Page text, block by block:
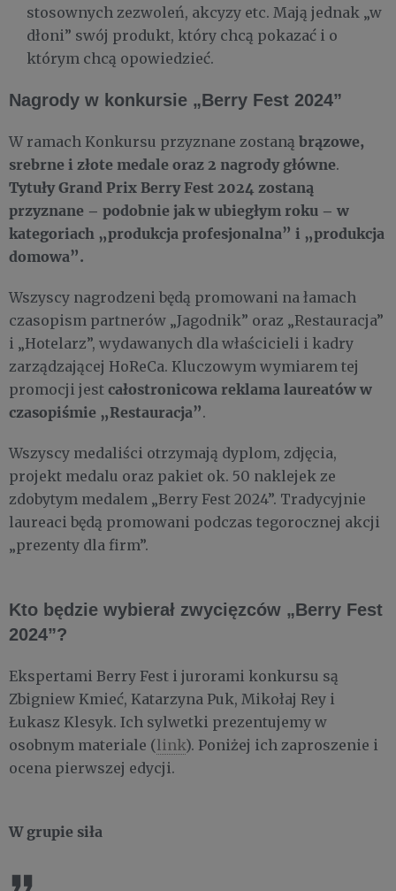
stosownych zezwoleń, akcyzy etc. Mają jednak „w
dłoni” swój produkt, który chcą pokazać i o
którym chcą opowiedzieć.
Nagrody w konkursie „Berry Fest 2024”
W ramach Konkursu przyznane zostaną brązowe,
srebrne i złote medale oraz 2 nagrody główne.
Tytuły Grand Prix Berry Fest 2024 zostaną
przyznane – podobnie jak w ubiegłym roku – w
kategoriach „produkcja profesjonalna” i „produkcja
domowa”.
Wszyscy nagrodzeni będą promowani na łamach
czasopism partnerów „Jagodnik” oraz „Restauracja”
i „Hotelarz”, wydawanych dla właścicieli i kadry
zarządzającej HoReCa. Kluczowym wymiarem tej
promocji jest całostronicowa reklama laureatów w
czasopiśmie „Restauracja”.
Wszyscy medaliści otrzymają dyplom, zdjęcia,
projekt medalu oraz pakiet ok. 50 naklejek ze
zdobytym medalem „Berry Fest 2024”. Tradycyjnie
laureaci będą promowani podczas tegorocznej akcji
„prezenty dla firm”.
Kto będzie wybierał zwycięzców „Berry Fest
2024”?
Ekspertami Berry Fest i jurorami konkursu są
Zbigniew Kmieć, Katarzyna Puk, Mikołaj Rey i
Łukasz Klesyk. Ich sylwetki prezentujemy w
osobnym materiale (link). Poniżej ich zaproszenie i
ocena pierwszej edycji.
W grupie siła